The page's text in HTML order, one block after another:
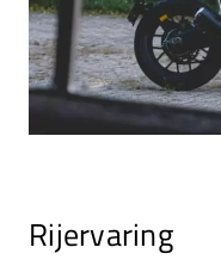
Rijervaring